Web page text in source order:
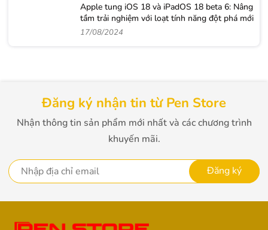
Apple tung iOS 18 và iPadOS 18 beta 6: Nâng
tầm trải nghiệm với loạt tính năng đột phá mới
17/08/2024
Đăng ký nhận tin từ Pen Store
Nhận thông tin sản phẩm mới nhất và các chương trình
khuyến mãi.
Đăng ký